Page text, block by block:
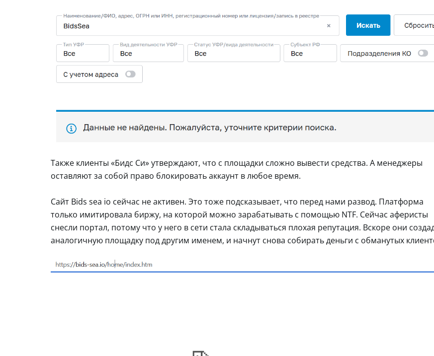
Также клиенты «Бидс Си» утверждают, что с площадки сложно вывести средства. А менеджеры
оставляют за собой право блокировать аккаунт в любое время.
Сайт Bids sea io сейчас не активен. Это тоже подсказывает, что перед нами развод. Платформа
только имитировала биржу, на которой можно зарабатывать с помощью NTF. Сейчас аферисты
снесли портал, потому что у него в сети стала складываться плохая репутация. Вскоре они
аналогичную площадку под другим именем, и начнут снова собирать деньги с обманутых